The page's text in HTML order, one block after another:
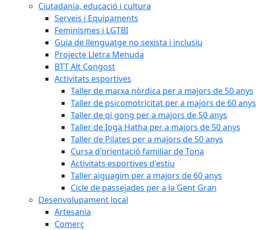
Ciutadania, educació i cultura
Serveis i Equipaments
Feminismes i LGTBI
Guia de llenguatge no sexista i inclusiu
Projecte Lletra Menuda
BTT Alt Congost
Activitats esportives
Taller de marxa nòrdica per a majors de 50 anys
Taller de psicomotricitat per a majors de 60 anys
Taller de qi gong per a majors de 50 anys
Taller de Ioga Hatha per a majors de 50 anys
Taller de Pilates per a majors de 50 anys
Cursa d'orientació familiar de Tona
Activitats esportives d'estiu
Taller aiguagim per a majors de 60 anys
Cicle de passejades per a la Gent Gran
Desenvolupament local
Artesania
Comerç